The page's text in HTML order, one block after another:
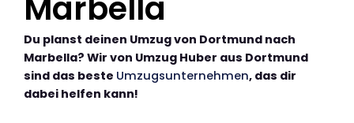
Marbella
Du planst deinen Umzug von Dortmund nach
Marbella? Wir von Umzug Huber aus Dortmund
sind das beste Umzugsunternehmen, das dir
dabei helfen kann!